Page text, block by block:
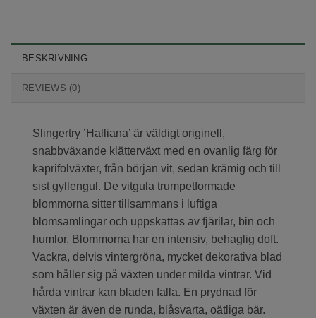
BESKRIVNING
REVIEWS (0)
Slingertry ’Halliana’ är väldigt originell,
snabbväxande klätterväxt med en ovanlig färg för
kaprifolväxter, från början vit, sedan krämig och till
sist gyllengul. De vitgula trumpetformade
blommorna sitter tillsammans i luftiga
blomsamlingar och uppskattas av fjärilar, bin och
humlor. Blommorna har en intensiv, behaglig doft.
Vackra, delvis vintergröna, mycket dekorativa blad
som håller sig på växten under milda vintrar. Vid
hårda vintrar kan bladen falla. En prydnad för
växten är även de runda, blåsvarta, oätliga bär.